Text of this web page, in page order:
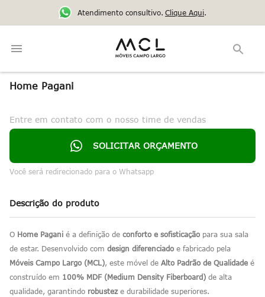
Atendimento consultivo. Clique Aqui.
Home Pagani
Entre em contato com o nosso time de vendas
SOLICITAR ORÇAMENTO
Você será redirecionado para o Whatsapp
Descrição do produto
O Home Pagani é a definição de conforto e sofisticação para sua sala
de estar. Desenvolvido com design diferenciado e fabricado pela
Móveis Campo Largo (MCL), este móvel de Alto Padrão de Qualidade é
construído em 100% MDF (Medium Density Fiberboard) de alta
qualidade, garantindo robusteze durabilidade superiores.